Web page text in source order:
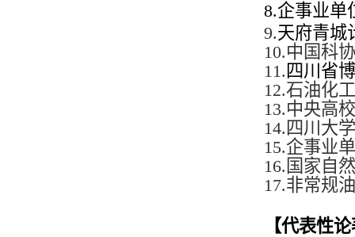
8.企事业单
9.天府青城
10.中国科
11. 四川省
12.石油化
13.中央高
14. 四川大
15.企事业
16. 国家自
17.非常规
【代表性